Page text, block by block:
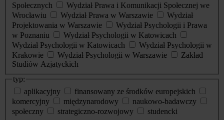
Społecznych
Wydział Prawa i Komunikacji Społecznej we
Wrocławiu
Wydział Prawa w Warszawie
Wydział
Projektowania w Warszawie
Wydział Psychologii i Prawa
w Poznaniu
Wydział Psychologii w Katowicach
Wydział Psychologii w Katowicach
Wydział Psychologii w
Krakowie
Wydział Psychologii w Warszawie
Zakład
Studiów Azjatyckich
typ:
aplikacyjny
finansowany ze środków europejskich
komercyjny
międzynarodowy
naukowo-badawczy
społeczny
strategiczno-rozwojowy
studencki